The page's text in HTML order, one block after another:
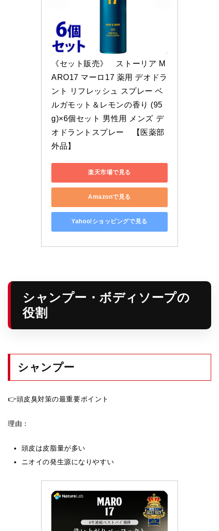
《セット販売》　ストーリア M
ARO17 マーロ17 薬用 デオドラ
ント リフレッシュ スプレー ベ
ルガモット＆レモンの香り (95
g)×6個セット 男性用 メンズ デ
オドラントスプレー　【医薬部
外品】
楽天市場で見る
Amazonで見る
Yahoo!ショッピングで見る
シャンプー・ボディソープの
役割
シャンプー
👉頭皮臭対策の最重要ポイント
理由：
頭皮は皮脂量が多い
ニオイの発生源になりやすい